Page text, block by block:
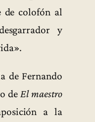
de colofón al
y
de Fernando
de El maestro
a la